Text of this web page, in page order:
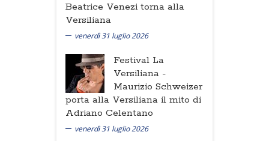
Beatrice Venezi torna alla
Versiliana
venerdì 31 luglio 2026
Festival La
Versiliana -
Maurizio Schweizer
porta alla Versiliana il mito di
Adriano Celentano
venerdì 31 luglio 2026